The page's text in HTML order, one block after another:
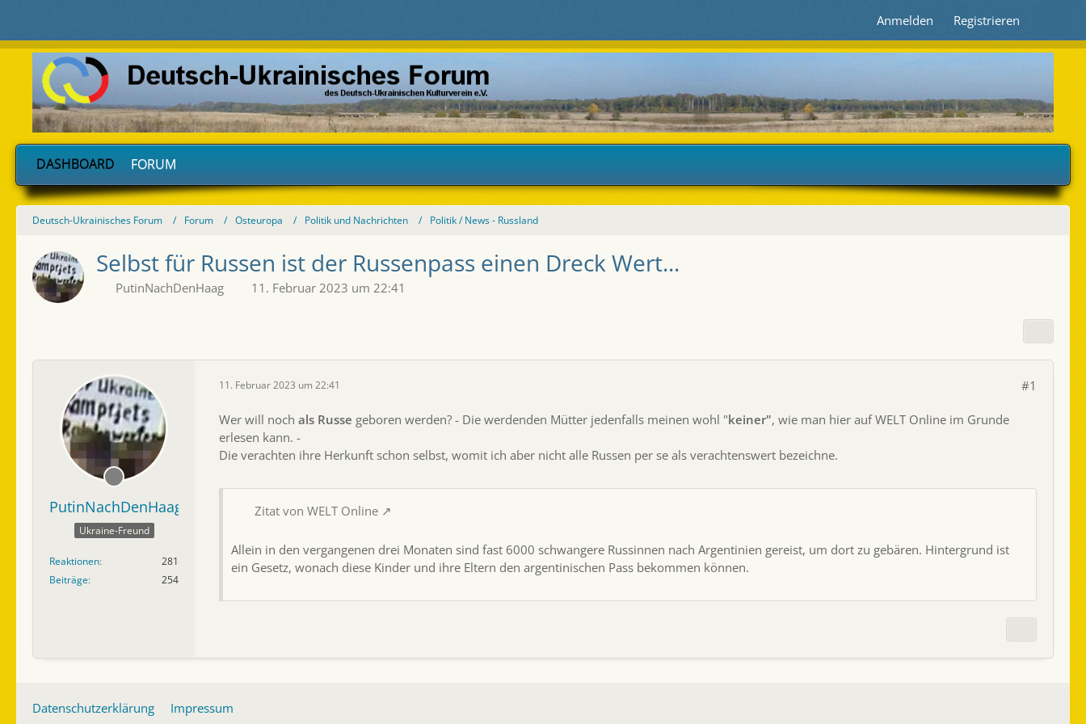
Anmelden Registrieren
DASHBOARD FORUM
Deutsch-Ukrainisches Forum Forum Osteuropa Politik und Nachrichten Politik / News - Russland
Selbst für Russen ist der Russenpass einen Dreck Wert...
PutinNachDenHaag 11. Februar 2023 um 22:41
PutinNachDenHaag
Ukraine-Freund
Reaktionen
281
Beiträge
254
11. Februar 2023 um 22:41 #1
Wer will noch als Russe geboren werden? - Die werdenden Mütter jedenfalls meinen wohl "keiner", wie man hier auf WELT Online im Grunde
erlesen kann. -
Die verachten ihre Herkunft schon selbst, womit ich aber nicht alle Russen per se als verachtenswert bezeichne.
Zitat von WELT Online
Allein in den vergangenen drei Monaten sind fast 6000 schwangere Russinnen nach Argentinien gereist, um dort zu gebären. Hintergrund ist
ein Gesetz, wonach diese Kinder und ihre Eltern den argentinischen Pass bekommen können.
Datenschutzerklärung Impressum